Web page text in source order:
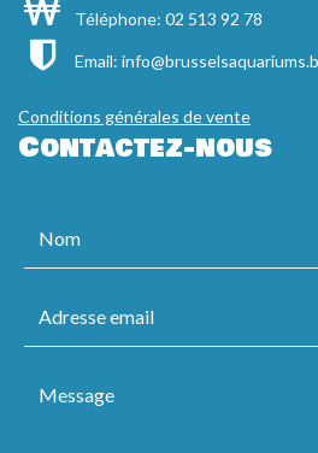
Téléphone: 02 513 92 78
Email:
Conditions générales de vente
Contactez-nous